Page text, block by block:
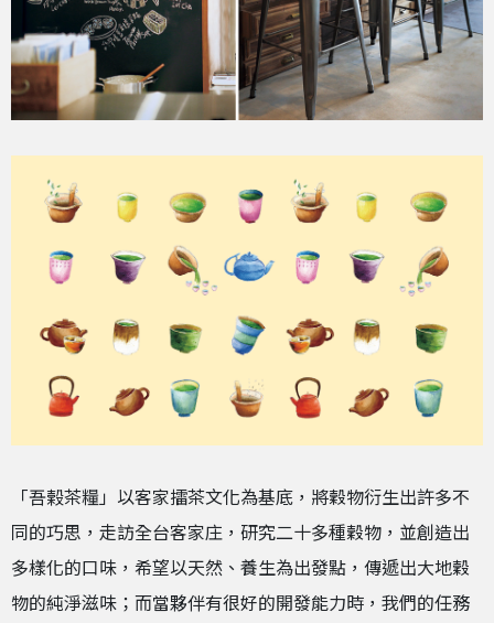
「吾榖茶糧」以客家擂茶文化為基底，將穀物衍生出許多不
同的巧思，走訪全台客家庄，研究二十多種穀物，並創造出
多樣化的口味，希望以天然、養生為出發點，傳遞出大地穀
物的純淨滋味； 而當夥伴有很好的開發能力時，我們的任務